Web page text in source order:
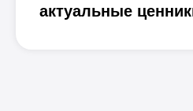
актуальные